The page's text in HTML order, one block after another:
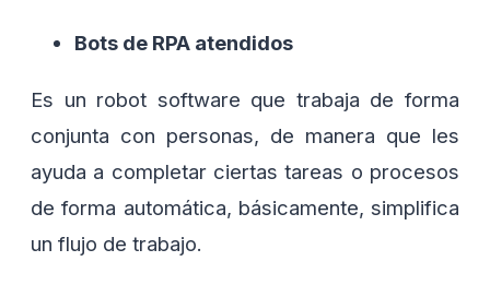
Bots de RPA atendidos
Es un robot software que trabaja de forma
conjunta con personas, de manera que les
ayuda a completar ciertas tareas o procesos
de forma automática, básicamente, simplifica
un flujo de trabajo.